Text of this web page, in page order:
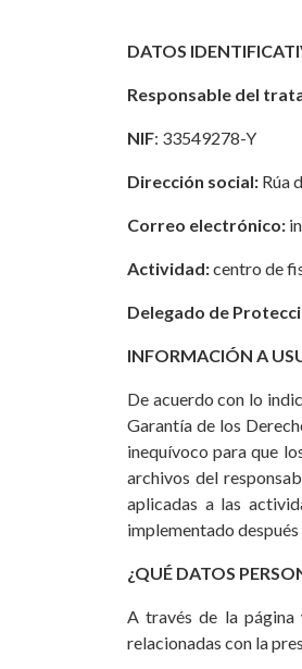
DATOS
Responsable del
NIF: 33549278-Y
Dirección social: Rúa
Correo electrónico:
Actividad:centro de
Delegado de
INFORMACIÓN A
De acuerdo con lo
Garantía de los
inequívoco para que
archivos del
aplicadas a las
implementado
¿QUÉ DATOS
A través de la página
relacionadas con la